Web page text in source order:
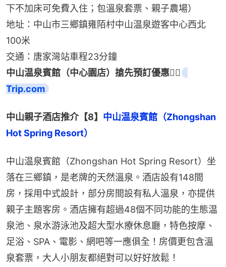
下不加床可免費入住；包溫泉套票、親子農場）
地址：中山市三鄉鎮雍陌村中山温泉遊客中心西北
100米
交通：唐家灣站車程23分鐘
中山温泉賓館（中心園店）搶先預訂優惠👉🏻
Trip.com
中山親子酒店推介【8】 中山温泉賓館（Zhongshan
Hot Spring Resort）
中山温泉賓館（Zhongshan Hot Spring Resort）坐
落在三鄉鎮，是老牌的天然溫泉。酒店設有148間
房，採用中式設計，部分房間設有私人溫泉，亦提供
親子主題客房。酒店擁有超過48個不同功能的生態温
泉池、泉水游泳池及超大型水療休息廳，特色按摩、
足浴、SPA、電影、網吧等一應俱全！房價更包含溫
泉套票，大人小朋友都絕對可以好好放鬆！